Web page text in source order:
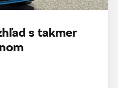
s takmer